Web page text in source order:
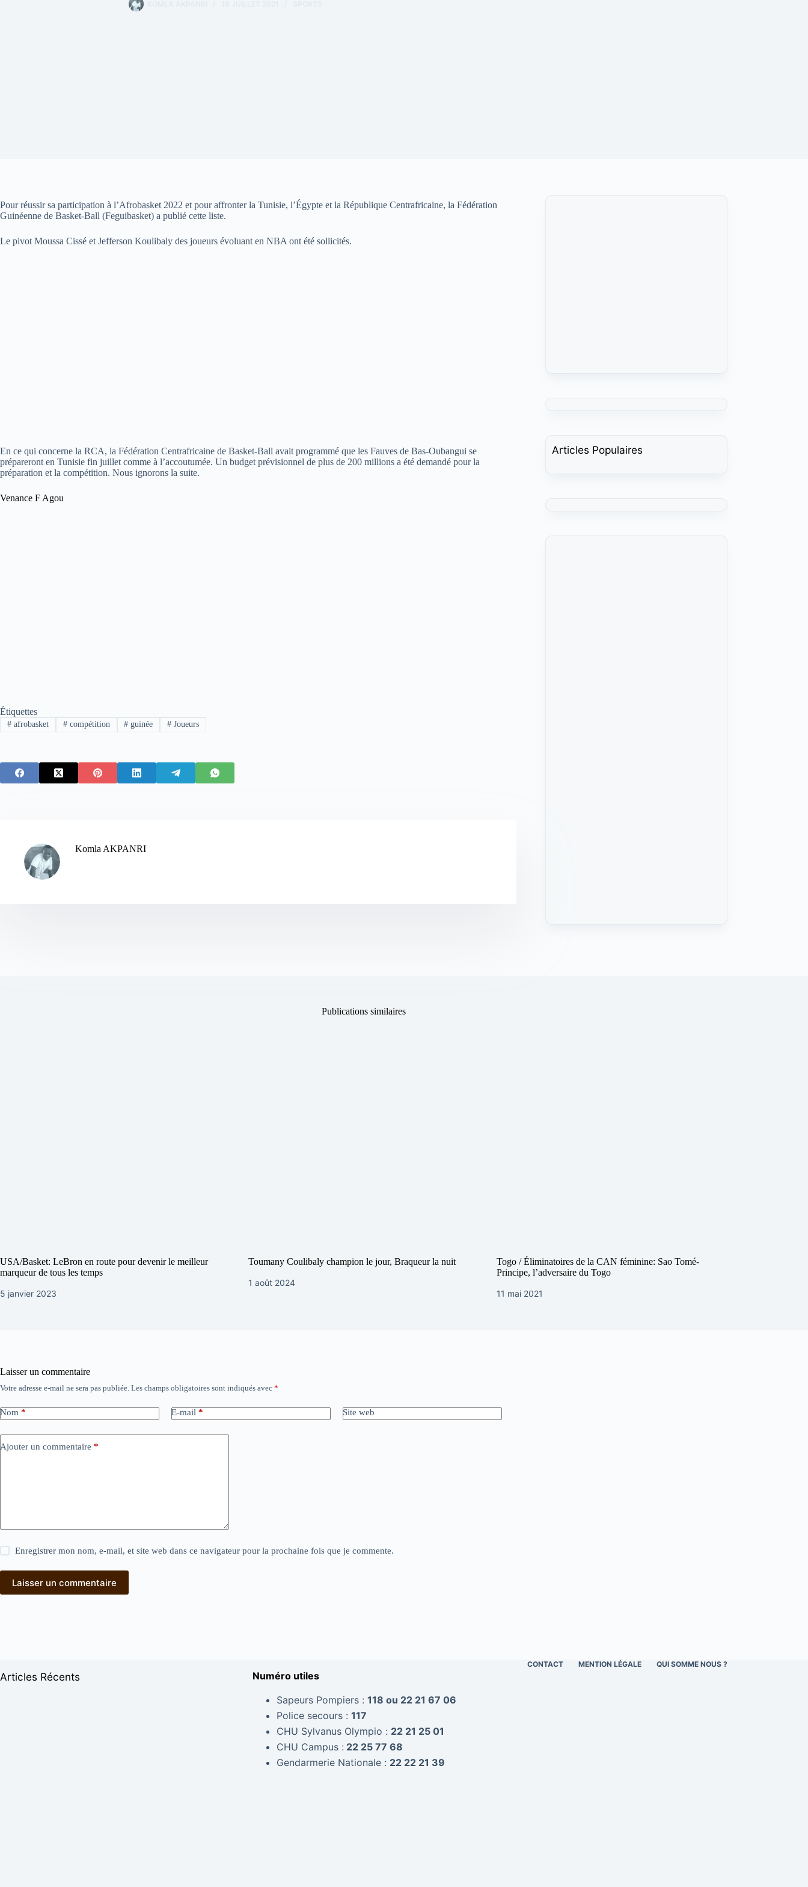
Pour réussir sa participation à l’Afrobasket 2022 et pour affronter la Tunisie, l’Égypte et la République Centrafricaine, la Fédération
Guinéenne de Basket-Ball (Feguibasket) a publié cette liste.
Le pivot Moussa Cissé et Jefferson Koulibaly des joueurs évoluant en NBA ont été sollicités.
En ce qui concerne la RCA, la Fédération Centrafricaine de Basket-Ball avait programmé que les Fauves de Bas-Oubangui se
prépareront en Tunisie fin juillet comme à l’accoutumée. Un budget prévisionnel de plus de 200 millions a été demandé pour la
préparation et la compétition. Nous ignorons la suite.
Venance F Agou
Étiquettes
#afrobasket #compétition # guinée # Joueurs
Komla AKPANRI
Articles Populaires
Publications similaires
USA/Basket: LeBron en route pour devenir le meilleur
marqueur de tous les temps
5 janvier 2023
Toumany Coulibaly champion le jour, Braqueur la nuit
1 août 2024
Togo / Éliminatoires de la CAN féminine: Sao Tomé-
Principe, l’adversaire du Togo
11 mai 2021
Laisser un commentaire
Votre adresse e-mail ne sera pas publiée. Les champs obligatoires sont indiqués avec *
Nom * E-mail * Site web
Ajouter un commentaire *
Enregistrer mon nom, e-mail, et site web dans ce navigateur pour la prochaine fois que je commente.
Laisser un commentaire
CONTACT MENTION LÉGALE QUI SOMME NOUS ?
Articles Récents
Numéro utiles
Sapeurs Pompiers : 118 ou 22 21 67 06
Police secours : 117
CHU Sylvanus Olympio : 22 21 25 01
CHU Campus : 22 25 77 68
Gendarmerie Nationale : 22 22 21 39